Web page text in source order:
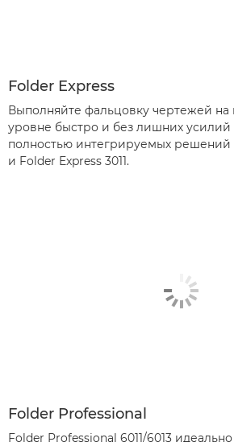
Folder Express
Выполняйте фальцовку чертежей
уровне быстро и без лишних
полностью интегрируемых решений
и Folder Express 3011.
Folder Professional
Folder Professional 6011/6013